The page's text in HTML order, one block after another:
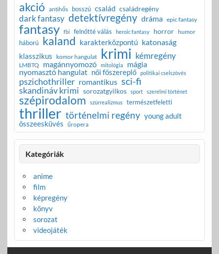
akció antihős bosszú család családregény
dark fantasy detektívregény dráma epic fantasy
fantasy fbi felnőtté válás heroic fantasy horror humor
háború kaland karakterközpontú katonaság
klasszikus komor hangulat krimi kémregény
LMBTQ magánnyomozó mitológia mágia
nyomasztó hangulat női főszereplő politikai cselszövés
pszichothriller romantikus sci-fi
skandináv krimi sorozatgyilkos sport szerelmi történet
szépirodalom szürrealizmus természetfeletti
thriller történelmi regény young adult
összeesküvés űropera
Kategóriák
anime
film
képregény
könyv
sorozat
videojáték